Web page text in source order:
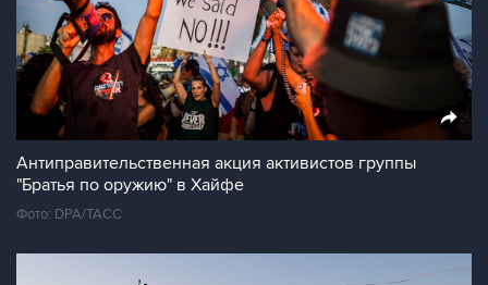
Антиправительственная акция активистов группы
"Братья по оружию" в Хайфе
Фото: DPA/ТАСС